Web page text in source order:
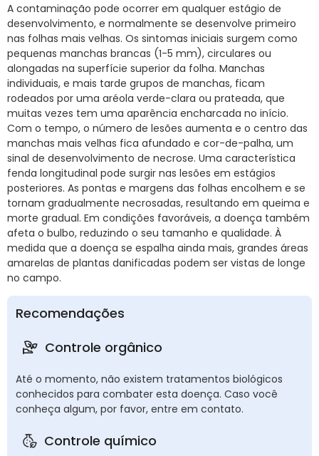
A contaminação pode ocorrer em qualquer estágio de
desenvolvimento, e normalmente se desenvolve primeiro
nas folhas mais velhas. Os sintomas iniciais surgem como
pequenas manchas brancas (1-5 mm), circulares ou
alongadas na superfície superior da folha. Manchas
individuais, e mais tarde grupos de manchas, ficam
rodeados por uma aréola verde-clara ou prateada, que
muitas vezes tem uma aparência encharcada no início.
Com o tempo, o número de lesões aumenta e o centro das
manchas mais velhas fica afundado e cor-de-palha, um
sinal de desenvolvimento de necrose. Uma característica
fenda longitudinal pode surgir nas lesões em estágios
posteriores. As pontas e margens das folhas encolhem e se
tornam gradualmente necrosadas, resultando em queima e
morte gradual. Em condições favoráveis, a doença também
afeta o bulbo, reduzindo o seu tamanho e qualidade. À
medida que a doença se espalha ainda mais, grandes áreas
amarelas de plantas danificadas podem ser vistas de longe
no campo.
Recomendações
Controle orgânico
Até o momento, não existem tratamentos biológicos
conhecidos para combater esta doença. Caso você
conheça algum, por favor, entre em contato.
Controle químico